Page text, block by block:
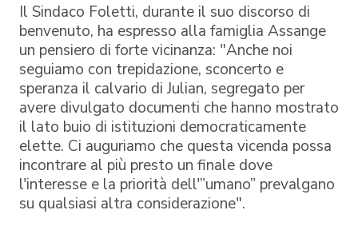
Il Sindaco Foletti, durante il suo discorso di
benvenuto, ha espresso alla famiglia Assange
un pensiero di forte vicinanza: "Anche noi
seguiamo con trepidazione, sconcerto e
speranza il calvario di Julian, segregato per
avere divulgato documenti che hanno mostrato
il lato buio di istituzioni democraticamente
elette. Ci auguriamo che questa vicenda possa
incontrare al più presto un finale dove
l'interesse e la priorità dell'”umano” prevalgano
su qualsiasi altra considerazione".